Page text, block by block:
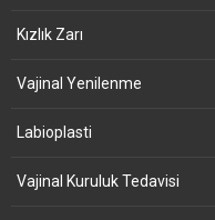
Kızlık Zarı
Vajinal Yenilenme
Labioplasti
Vajinal Kuruluk Tedavisi